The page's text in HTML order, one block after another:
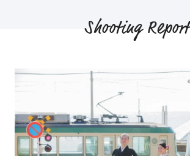
Shooting Report